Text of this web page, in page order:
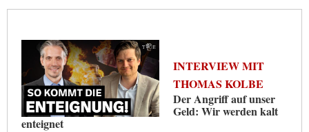
INTERVIEW MIT
THOMAS KOLBE
Der Angriff auf unser
Geld: Wir werden kalt
enteignet